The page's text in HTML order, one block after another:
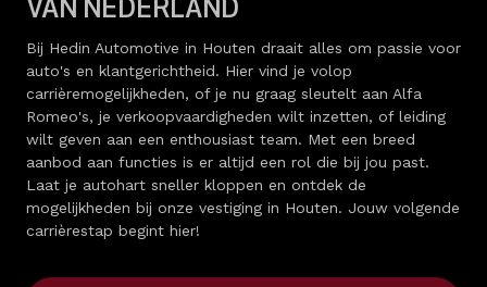
Bij Hedin Automotive in Houten draait alles om passie voor
auto's en klantgerichtheid. Hier vind je volop
carrièremogelijkheden, of je nu graag sleutelt aan Alfa
Romeo's, je verkoopvaardigheden wilt inzetten, of leiding
wilt geven aan een enthousiast team. Met een breed
aanbod aan functies is er altijd een rol die bij jou past.
Laat je autohart sneller kloppen en ontdek de
mogelijkheden bij onze vestiging in Houten. Jouw volgende
carrièrestap begint hier!